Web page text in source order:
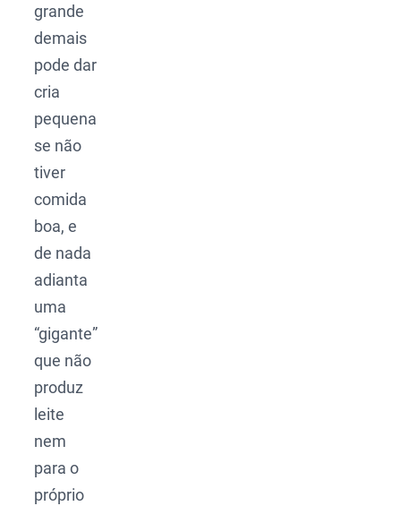
grande
demais
pode dar
cria
pequena
se não
tiver
comida
boa, e
de nada
adianta
uma
“gigante”
que não
produz
leite
nem
para o
próprio